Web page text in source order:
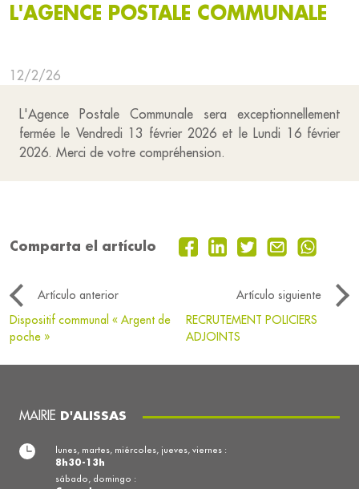
L'AGENCE POSTALE COMMUNALE
12/2/26
L'Agence Postale Communale sera exceptionnellement
fermée le Vendredi 13 février 2026 et le Lundi 16 février
2026. Merci de votre compréhension.
Comparta el artículo
Artículo anterior
Artículo siguiente
Dispositif communal « Argent de
poche »
RECRUTEMENT POLICIERS
ADJOINTS
MAIRIE D'ALISSAS
lunes, martes, miércoles, jueves, viernes :
8h30-13h
sábado, domingo :